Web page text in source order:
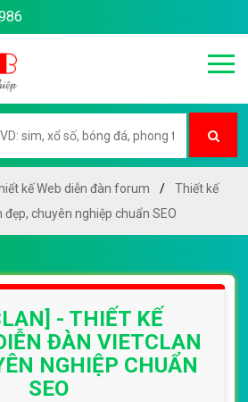
kế Web diễn đàn forum
Thiết kế
chuyên nghiệp chuẩn SEO
- THIẾT KẾ
ĐÀN VIETCLAN
NGHIỆP CHUẨN
SEO